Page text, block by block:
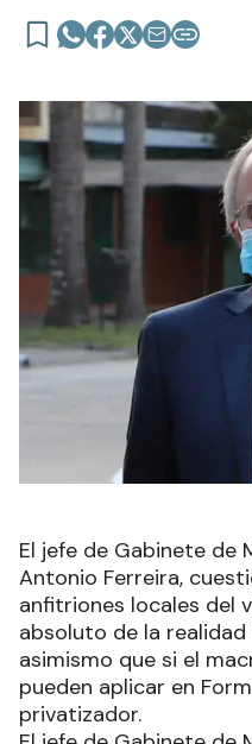
El jefe de Gabinete de
Antonio Ferreira,
anfitriones locales del
absoluto de la
asimismo que si el
pueden aplicar en
privatizador.